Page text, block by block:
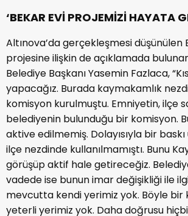
‘BEKAR EVİ PROJEMİZİ HAYATA
Altınova’da gerçekleşmesi düşünülen
projesine ilişkin de açıklamada
Belediye Başkanı Yasemin Fazlaca,
yapacağız. Burada kaymakamlık
komisyon kurulmuştu. Emniyetin, ilçe
belediyenin bulunduğu bir komisyon.
aktive edilmemiş. Dolayısıyla bir
ilçe nezdinde kullanılmamıştı. Bunu
görüşüp aktif hale getireceğiz.
vadede ise bunun imar değişikliği ile
mevcutta kendi yerimiz yok. Böyle
yeterli yerimiz yok. Daha doğrusu